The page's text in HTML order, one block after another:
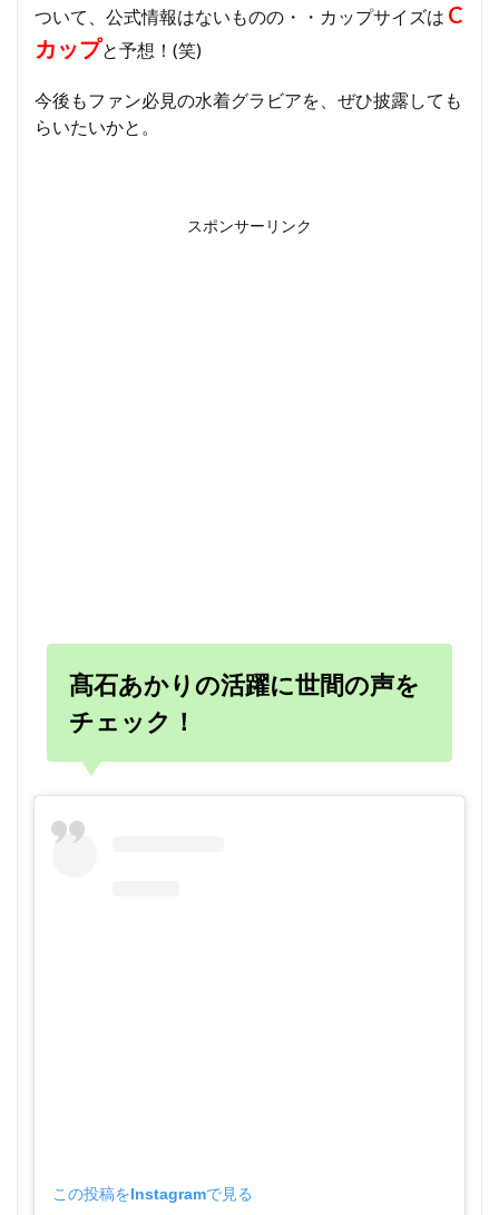
ついて、公式情報はないものの・・カップサイズは C
カップと予想！(笑)
今後もファン必見の水着グラビアを、ぜひ披露しても
らいたいかと。
スポンサーリンク
髙石あかりの活躍に世間の声を
チェック！
この投稿をInstagramで見る